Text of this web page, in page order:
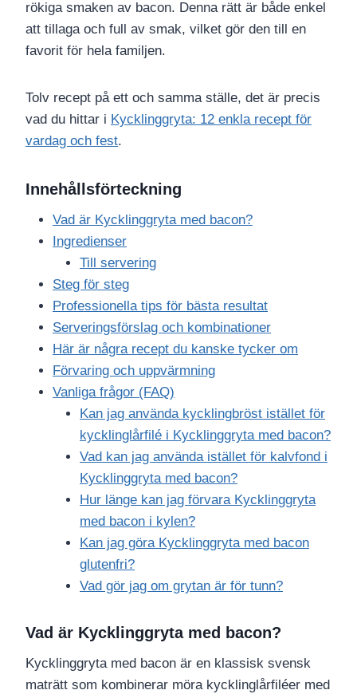
rökiga smaken av bacon. Denna rätt är både enkel
att tillaga och full av smak, vilket gör den till en
favorit för hela familjen.
Tolv recept på ett och samma ställe, det är precis
vad du hittar i Kycklinggryta: 12 enkla recept för
vardag och fest.
Innehållsförteckning
Vad är Kycklinggryta med bacon?
Ingredienser
Till servering
Steg för steg
Professionella tips för bästa resultat
Serveringsförslag och kombinationer
Här är några recept du kanske tycker om
Förvaring och uppvärmning
Vanliga frågor (FAQ)
Kan jag använda kycklingbröst istället för
kycklinglårfilé i Kycklinggryta med bacon?
Vad kan jag använda istället för kalvfond i
Kycklinggryta med bacon?
Hur länge kan jag förvara Kycklinggryta
med bacon i kylen?
Kan jag göra Kycklinggryta med bacon
glutenfri?
Vad gör jag om grytan är för tunn?
Vad är Kycklinggryta med bacon?
Kycklinggryta med bacon är en klassisk svensk
maträtt som kombinerar möra kycklinglårfiléer med